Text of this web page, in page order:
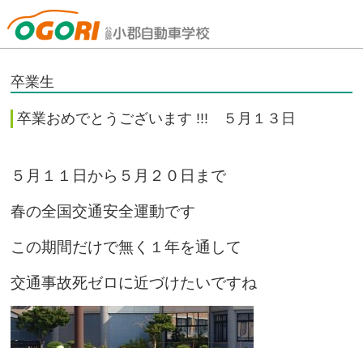
山口県小郡自動車学校
卒業生
卒業おめでとうございます !!! ５月１３日
５月１１日から５月２０日まで
春の全国交通安全運動です
この期間だけで無く１年を通して
交通事故死ゼロに近づけたいですね